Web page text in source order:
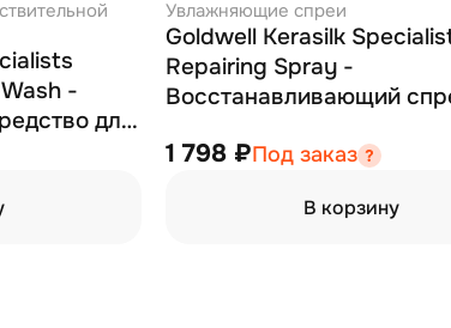
-
для
250
Увлажняющие спреи
Goldwell Kerasilk
Repairing Spray -
Восстанавливающий
1 798 ₽Под заказ
В корзину